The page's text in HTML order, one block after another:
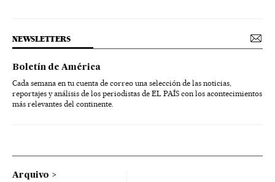
NEWSLETTERS
Boletín de América
Cada semana en tu cuenta de correo una selección de las noticias,
reportajes y análisis de los periodistas de EL PAÍS con los acontecimientos
más relevantes del continente.
Arquivo